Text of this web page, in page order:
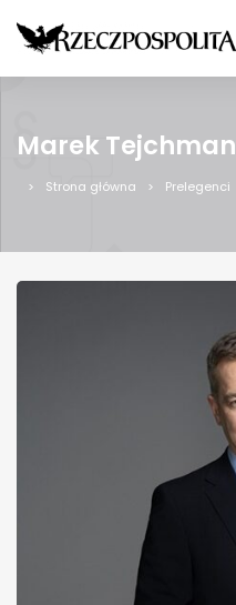
Marek Tejchman
Strona główna Prelegenci